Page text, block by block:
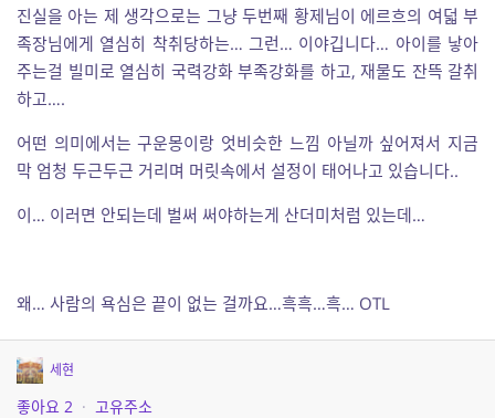
진실을 아는 제 생각으로는 그냥 두번째 황제님이 에르흐의 여덟 부
족장님에게 열심히 착취당하는… 그런… 이야깁니다… 아이를 낳아
주는걸 빌미로 열심히 국력강화 부족강화를 하고, 재물도 잔뜩 갈취
하고….
어떤 의미에서는 구운몽이랑 엇비슷한 느낌 아닐까 싶어져서 지금
막 엄청 두근두근 거리며 머릿속에서 설정이 태어나고 있습니다..
이… 이러면 안되는데 벌써 써야하는게 산더미처럼 있는데…
왜… 사람의 욕심은 끝이 없는 걸까요…흑흑…흑… OTL
세현
좋아요 2 · 고유주소